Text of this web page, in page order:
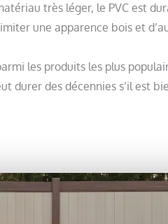
très léger, le PVC est
une apparence bois et
les produits les plus
durer des décennies s’il est